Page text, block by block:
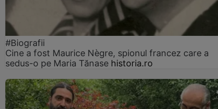
#Biografii
Cine a fost Maurice Nègre, spionul francez care a
sedus-o pe Maria Tănase historia.ro